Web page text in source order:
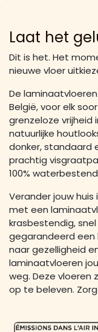
Laat het
Dit is het. Het
nieuwe vloer
De
België, voor elk
grenzeloze vrijheid
natuurlijke
donker, standaard
prachtig
100%
Verander jouw
met een
krasbestendig,
gegarandeerd een
naar gezelligheid
laminaatvloeren
weg. Deze
op te beleven.